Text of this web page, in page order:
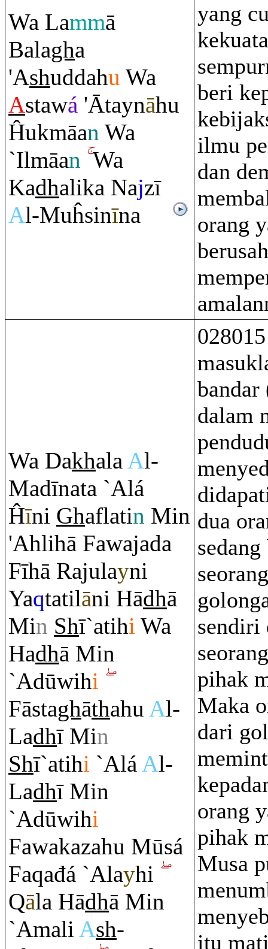
Wa Lammā
Balagha
'Ashuddahu Wa
Astawá 'Ātaynāhu
Ĥukmāan Wa
`Ilmāan Wa
Kadhalika Najzī
Al-Muĥsinīna
yang
beri
ilmu
dan
orang
Wa DakhalaAl-
Madīnata `Alá
Ĥīni Ghaflatin Min
'Ahlihā Fawajada
Fīhā Rajulayni
Yaqtatilāni Hādhā
Min Shī`atihi Wa
Hadhā Min
`Adūwihi
Fāstaghāthahu Al-
Ladhī Min
Shī`atihi `AláAl-
Ladhī Min
`Adūwihi
Fawakazahu Mūsá
Faqađá `Alayhi
Qāla Hādhā Min
`Amali Ash-
dalam
dua
sendiri
pihak
Maka
dari
orang
pihak
Musa
itu